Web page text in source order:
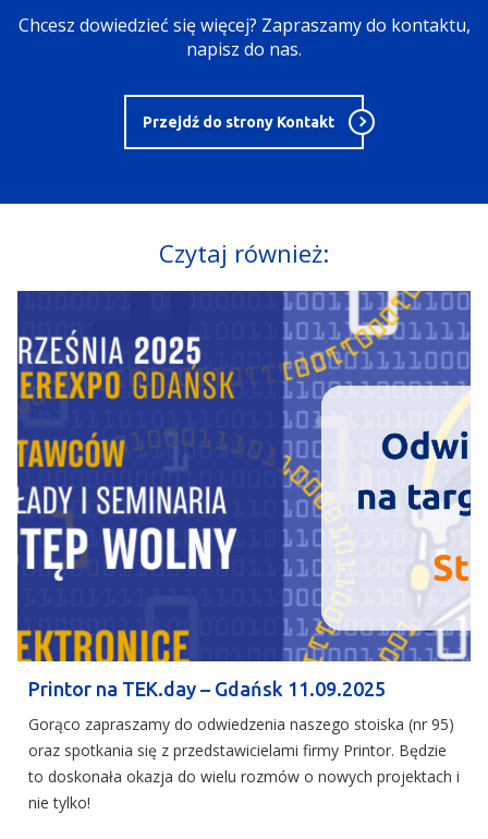
Chcesz dowiedzieć się więcej? Zapraszamy do kontaktu,
napisz do nas.
Przejdź do strony Kontakt
Czytaj również:
Printor na TEK.day – Gdańsk 11.09.2025
Gorąco zapraszamy do odwiedzenia naszego stoiska (nr 95)
oraz spotkania się z przedstawicielami firmy Printor. Będzie
to doskonała okazja do wielu rozmów o nowych projektach i
nie tylko!